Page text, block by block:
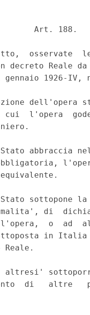
Art. 188.
osservate
decreto Reale
1926-
dell'opera
cui  l'opera
abbraccia
sottopone
di
o  ad
in
Reale.
altresi'
di   altre